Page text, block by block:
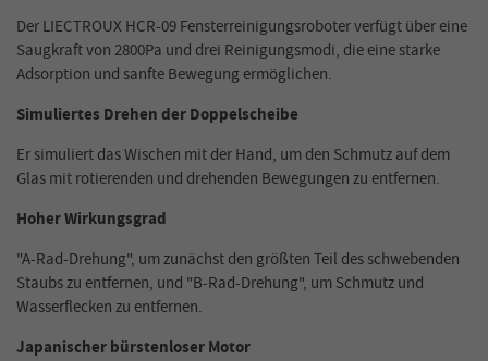
Der LIECTROUX HCR-09 Fensterreinigungsroboter verfügt über eine
Saugkraft von 2800Pa und drei Reinigungsmodi, die eine starke
Adsorption und sanfte Bewegung ermöglichen.
Simuliertes Drehen der Doppelscheibe
Er simuliert das Wischen mit der Hand, um den Schmutz auf dem
Glas mit rotierenden und drehenden Bewegungen zu entfernen.
Hoher Wirkungsgrad
"A-Rad-Drehung", um zunächst den größten Teil des schwebenden
Staubs zu entfernen, und "B-Rad-Drehung", um Schmutz und
Wasserflecken zu entfernen.
Japanischer bürstenloser Motor